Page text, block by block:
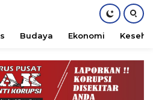
Budaya Ekonomi